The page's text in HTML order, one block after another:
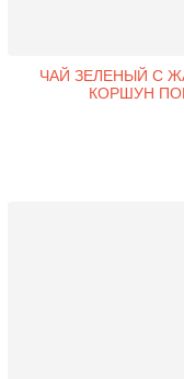
ЧАЙ ЗЕЛЕНЫЙ С
КОРШУН